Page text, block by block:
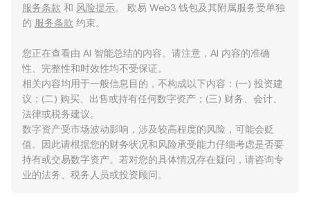
服务条款 和 风险提示。 欧易 Web3 钱包及其附属服务受单独
的 服务条款 约束。
您正在查看由 AI 智能总结的内容。请注意，AI 内容的准确
性、完整性和时效性均不受保证。
相关内容均用于一般信息目的，不构成以下内容：(一) 投资建
议；(二) 购买、出售或持有任何数字资产；(三) 财务、会计、
法律或税务建议。
数字资产受市场波动影响，涉及较高程度的风险，可能会贬
值。因此请根据您的财务状况和风险承受能力仔细考虑是否要
持有或交易数字资产。若对您的具体情况存在疑问，请咨询专
业的法务、税务人员或投资顾问。